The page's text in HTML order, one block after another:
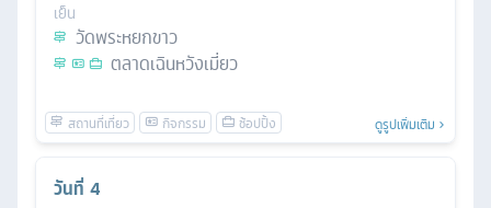
เย็น
วัดพระหยกขาว
ตลาดเฉินหวังเมี่ยว
ดูรูปเพิ่มเติม
วันที่ 4